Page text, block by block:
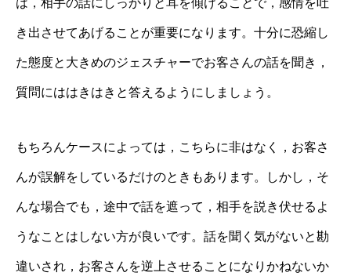
は，相手の話にしっかりと耳を傾けることで，感情を吐
き出させてあげることが重要になります。十分に恐縮し
た態度と大きめのジェスチャーでお客さんの話を聞き，
質問にははきはきと答えるようにしましょう。
もちろんケースによっては，こちらに非はなく，お客さ
んが誤解をしているだけのときもあります。しかし，そ
んな場合でも，途中で話を遮って，相手を説き伏せるよ
うなことはしない方が良いです。話を聞く気がないと勘
違いされ，お客さんを逆上させることになりかねないか